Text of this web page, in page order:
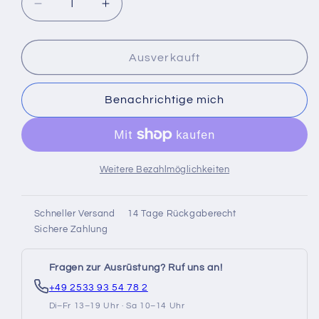
nicht
nicht
nicht
verfügbar
Verringere
die
Menge
Cressi
Aquawing
Erhöhe
die
Menge
Cressi
Aquawing
Plus
Ausverkauft
Benachrichtige mich
Weitere Bezahlmöglichkeiten
Schneller Versand
14 Tage Rückgaberecht
Sichere Zahlung
Fragen zur Ausrüstung? Ruf uns an!
+49 2533 93 54 78 2
Di–Fr 13–19 Uhr · Sa 10–14 Uhr